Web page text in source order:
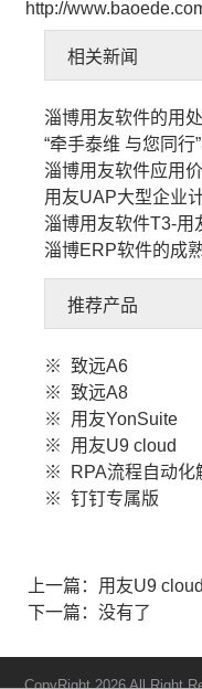
http://
相关新闻
淄博用友软件的用
“牵手泰维 与您同
淄博用友软件应用
用友UAP大型企业
淄博用友软件T3-
淄博ERP软件的成
推荐产品
※ 致远A6
※ 致远A8
※ 用友YonSuite
※ 用友U9 cloud
※
RPA流程自动化
※ 钉钉专属版
上一篇： 用友U9 cloud
下一篇：没有了
CopyRight 2026 All Right